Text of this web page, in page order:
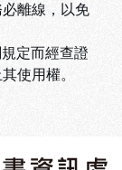
離線，以免
定而經查證
使用權。